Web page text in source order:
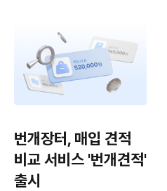
번개장터, 매입 견적
비교 서비스 '번개견적'
출시